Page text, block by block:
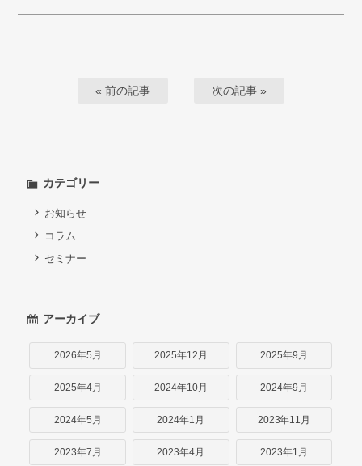
« 前の記事 次の記事 »
カテゴリー
お知らせ
コラム
セミナー
アーカイブ
2026年5月 2025年12月 2025年9月
2025年4月 2024年10月 2024年9月
2024年5月 2024年1月 2023年11月
2023年7月 2023年4月 2023年1月